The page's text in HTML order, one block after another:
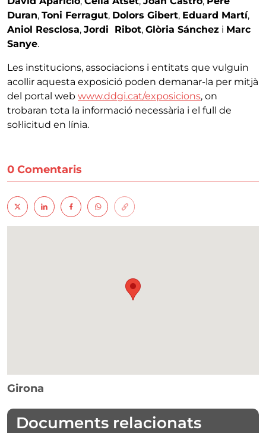
Duran, Toni Ferragut, Dolors Gibert, Eduard Martí,
Aniol Resclosa, Jordi Ribot, Glòria Sánchez i Marc
Sanye.
Les institucions, associacions i entitats que vulguin
acollir aquesta exposició poden demanar-la per mitjà
del portal web www.ddgi.cat/exposicions, on
trobaran tota la informació necessària i el full de
sol·licitud en línia.
0 Comentaris
Girona
Documents relacionats